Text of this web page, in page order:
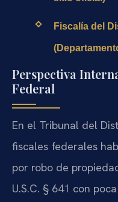
Fiscalía del
Perspectiva
Federal
En el Tribunal del
fiscales federales
por robo de
U.S.C. § 641 con